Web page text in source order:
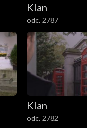
Klan
odc. 2787
Klan
odc. 2782